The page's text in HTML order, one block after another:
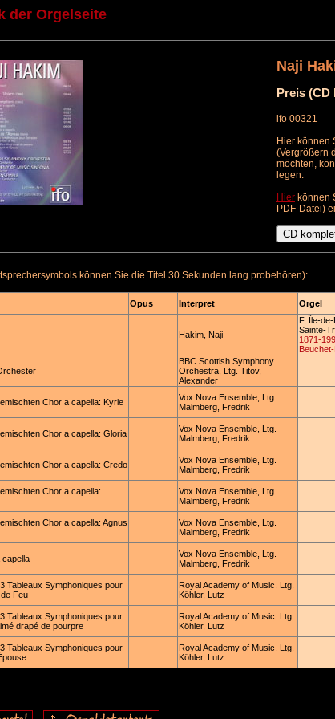
der Orgelseite
Naji
Preis (CD
ifo 00321
Hier können
(Vergrößern
möchten,
legen.
Hier können
PDF-Datei)
können Sie die Titel 30 Sekunden lang probehören):
Opus Interpret Orgel
Hakim, Naji
F, Île-
Sainte-
1871-
BBC Scottish Symphony
Orchestra, Ltg. Titov,
Alexander
Chor a capella: Kyrie
Vox Nova Ensemble, Ltg.
Malmberg, Fredrik
Chor a capella: Gloria
Vox Nova Ensemble, Ltg.
Malmberg, Fredrik
Chor a capella: Credo
Vox Nova Ensemble, Ltg.
Malmberg, Fredrik
Chor a capella:
Vox Nova Ensemble, Ltg.
Malmberg, Fredrik
Chor a capella: Agnus
Vox Nova Ensemble, Ltg.
Malmberg, Fredrik
capella
Vox Nova Ensemble, Ltg.
Malmberg, Fredrik
Tableaux Symphoniques pour
Feu
Royal Academy of Music. Ltg.
Köhler, Lutz
Tableaux Symphoniques pour
drapé de pourpre
Royal Academy of Music. Ltg.
Köhler, Lutz
Tableaux Symphoniques pour
Royal Academy of Music. Ltg.
Köhler, Lutz